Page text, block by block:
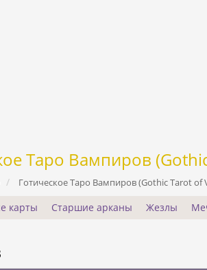
Таро Вампиров
Готическое Таро Вампиров (Gothic Tarot of
карты Старшие арканы Жезлы